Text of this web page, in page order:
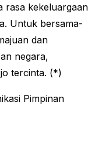
rasa kekeluargaan
Untuk bersama-
dan
negara,
tercinta. (*)
Pimpinan